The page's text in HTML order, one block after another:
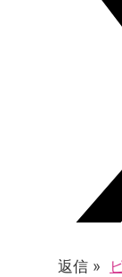
返信 »